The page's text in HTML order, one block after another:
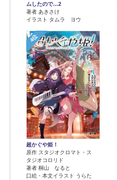
ムしたので…2
著者 あきさけ
イラスト タムラ ヨウ
4位
超かぐや姫！
原作 スタジオクロマト・ス
タジオコロリド
著者 桐山 なると
口絵・本文イラスト うらた